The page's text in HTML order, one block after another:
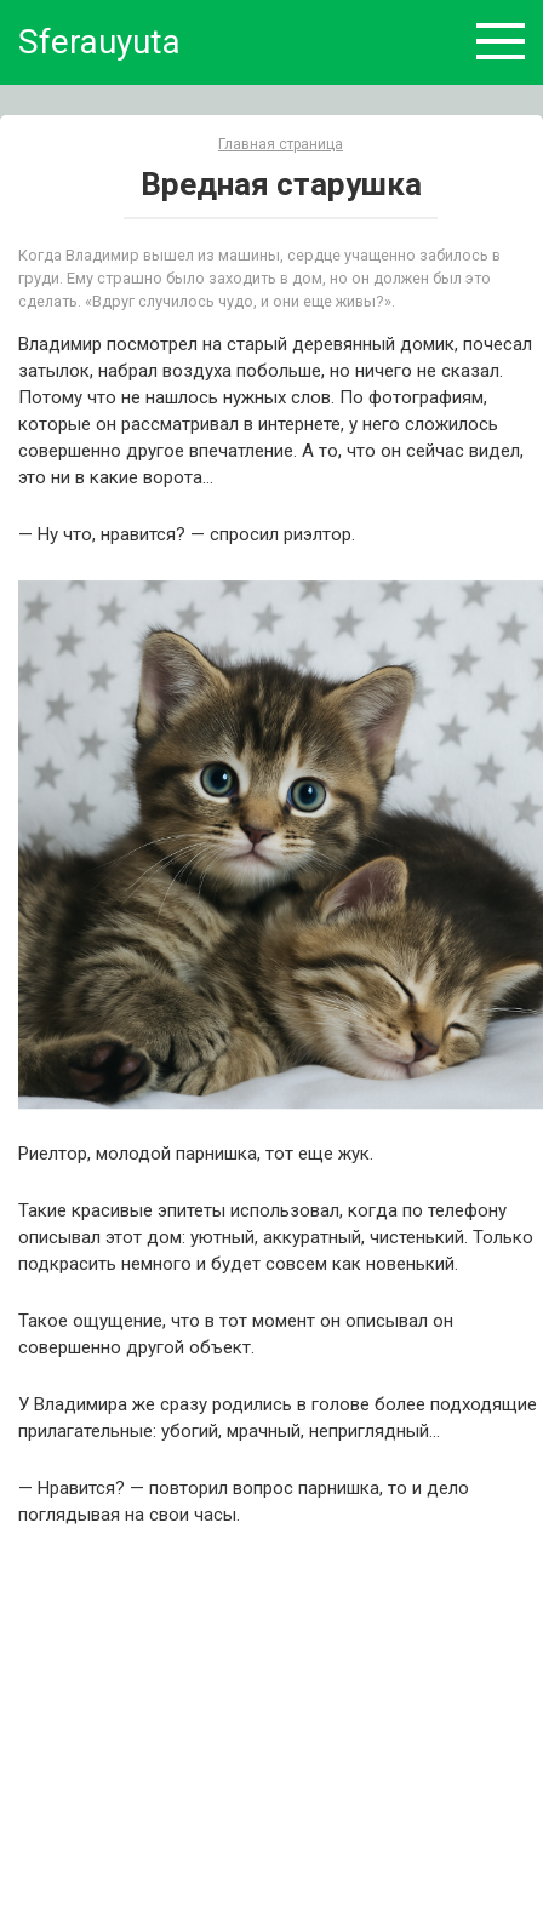
Sferauyuta
Главная страница
Вредная старушка
Когда Владимир вышел из машины, сердце учащенно забилось в
груди. Ему страшно было заходить в дом, но он должен был это
сделать. «Вдруг случилось чудо, и они еще живы?».
Владимир посмотрел на старый деревянный домик, почесал
затылок, набрал воздуха побольше, но ничего не сказал.
Потому что не нашлось нужных слов. По фотографиям,
которые он рассматривал в интернете, у него сложилось
совершенно другое впечатление. А то, что он сейчас видел,
это ни в какие ворота…
— Ну что, нравится? — спросил риэлтор.
Риелтор, молодой парнишка, тот еще жyк.
Такие красивые эпитеты использовал, когда по телефону
описывал этот дом: уютный, аккуратный, чистенький. Только
подкрасить немного и будет совсем как новенький.
Такое ощущение, что в тот момент он описывал он
совершенно другой объект.
У Владимира же сразу родились в голове более подходящие
прилагательные: убогий, мрачный, неприглядный…
— Нравится? — повторил вопрос парнишка, то и дело
поглядывая на свои часы.